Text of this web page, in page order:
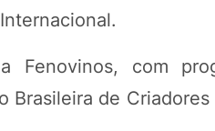
Fenovinos, com
Brasileira de